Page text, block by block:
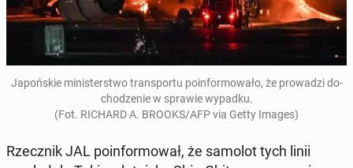
Ja­poń­skie mi­ni­ster­stwo trans­por­tu po­in­for­mo­wa­ło, że pro­wa­dzi do­
cho­dze­nie w sprawie wypadku.
(Fot. RICHARD A. BROOKS/AFP via Getty Images)
Rzecz­nik JAL po­in­for­mo­wał, że samolot tych linii